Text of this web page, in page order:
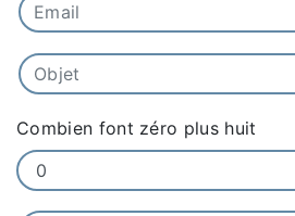
Combien font zéro plus huit